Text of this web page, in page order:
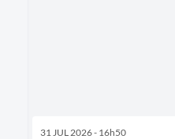
31 JUL 2026 - 16h50